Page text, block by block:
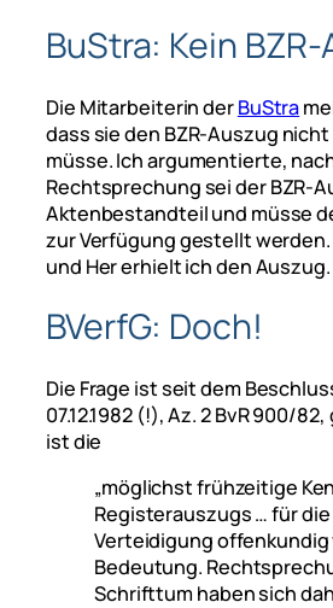
BuStra: Kein
Die Mitarbeiterin derBuStra
dass sie den BZR-Auszug
müsse. Ich argumentierte,
Rechtsprechung sei der BZR-
Aktenbestandteil und müsse
zur Verfügung gestellt werden.
und Her erhielt ich den Auszug.
BVerfG: Doch!
Die Frage ist seit dem
07.12.1982 (!), Az. 2 BvR 900/
ist die
„möglichst frühzeitige
Registerauszugs … für die
Verteidigung offenkundig
Bedeutung.
Schrifttum haben sich